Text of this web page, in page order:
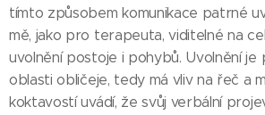
tímto způsobem komunikace patrné
mě, jako pro terapeuta, viditelné na
uvolnění postoje i pohybů. Uvolnění
oblasti obličeje, tedy má vliv na řeč a
koktavostí uvádí, že svůj verbální